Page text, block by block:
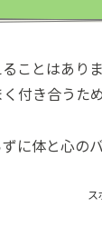
ことはあり
付き合うた
に体と心の